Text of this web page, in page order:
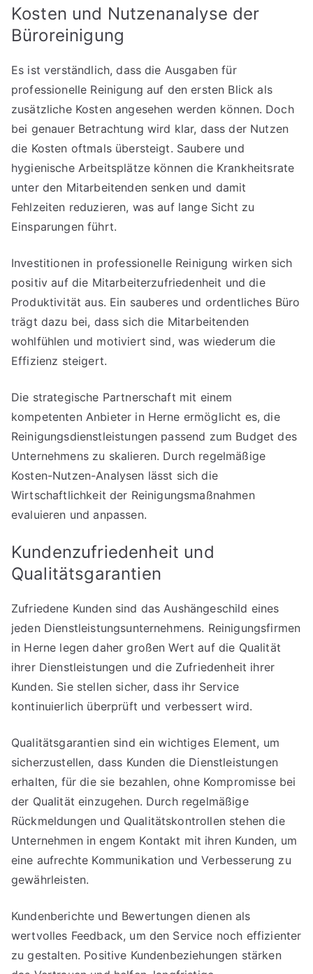
Kosten und Nutzenanalyse der
Büroreinigung
Es ist verständlich, dass die Ausgaben für
professionelle Reinigung auf den ersten Blick als
zusätzliche Kosten angesehen werden können. Doch
bei genauer Betrachtung wird klar, dass der Nutzen
die Kosten oftmals übersteigt. Saubere und
hygienische Arbeitsplätze können die Krankheitsrate
unter den Mitarbeitenden senken und damit
Fehlzeiten reduzieren, was auf lange Sicht zu
Einsparungen führt.
Investitionen in professionelle Reinigung wirken sich
positiv auf die Mitarbeiterzufriedenheit und die
Produktivität aus. Ein sauberes und ordentliches Büro
trägt dazu bei, dass sich die Mitarbeitenden
wohlfühlen und motiviert sind, was wiederum die
Effizienz steigert.
Die strategische Partnerschaft mit einem
kompetenten Anbieter in Herne ermöglicht es, die
Reinigungsdienstleistungen passend zum Budget des
Unternehmens zu skalieren. Durch regelmäßige
Kosten-Nutzen-Analysen lässt sich die
Wirtschaftlichkeit der Reinigungsmaßnahmen
evaluieren und anpassen.
Kundenzufriedenheit und
Qualitätsgarantien
Zufriedene Kunden sind das Aushängeschild eines
jeden Dienstleistungsunternehmens. Reinigungsfirmen
in Herne legen daher großen Wert auf die Qualität
ihrer Dienstleistungen und die Zufriedenheit ihrer
Kunden. Sie stellen sicher, dass ihr Service
kontinuierlich überprüft und verbessert wird.
Qualitätsgarantien sind ein wichtiges Element, um
sicherzustellen, dass Kunden die Dienstleistungen
erhalten, für die sie bezahlen, ohne Kompromisse bei
der Qualität einzugehen. Durch regelmäßige
Rückmeldungen und Qualitätskontrollen stehen die
Unternehmen in engem Kontakt mit ihren Kunden, um
eine aufrechte Kommunikation und Verbesserung zu
gewährleisten.
Kundenberichte und Bewertungen dienen als
wertvolles Feedback, um den Service noch effizienter
zu gestalten. Positive Kundenbeziehungen stärken